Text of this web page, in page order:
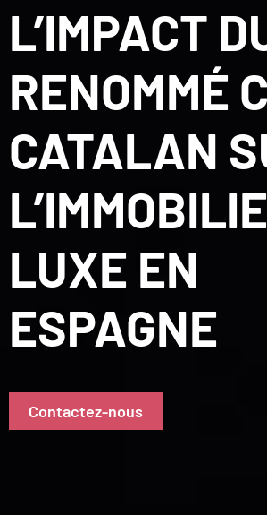
L’IMPACT
RENOMMÉ
CATALAN
LUXE EN
ESPAGNE
Contactez-nous